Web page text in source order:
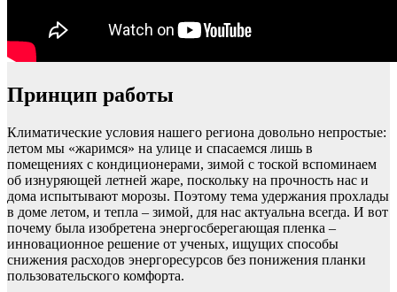
Принцип работы
Климатические условия нашего региона довольно непростые:
летом мы «жаримся» на улице и спасаемся лишь в
помещениях с кондиционерами, зимой с тоской вспоминаем
об изнуряющей летней жаре, поскольку на прочность нас и
дома испытывают морозы. Поэтому тема удержания прохлады
в доме летом, и тепла – зимой, для нас актуальна всегда. И вот
почему была изобретена энергосберегающая пленка –
инновационное решение от ученых, ищущих способы
снижения расходов энергоресурсов без понижения планки
пользовательского комфорта.